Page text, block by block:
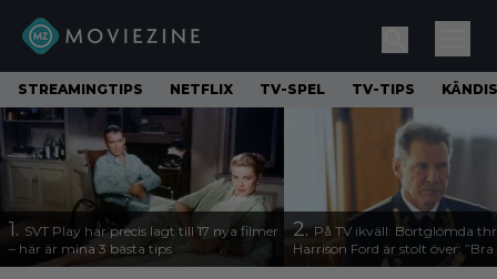
STREAMINGTIPS NETFLIX TV-SPEL TV-TIPS
1. SVT Play har precis lagt till 17 nya filmer
– här är mina 3 bästa tips
2. På TV ikväll: Bortglömda
Harrison Ford är stolt över: